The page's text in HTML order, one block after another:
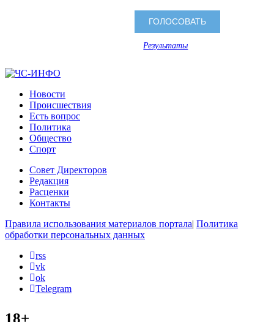
Результаты
Новости
Происшествия
Есть вопрос
Политика
Общество
Спорт
Совет Директоров
Редакция
Расценки
Контакты
Правила использования материалов портала| Политика
обработки персональных данных
rss
vk
ok
Telegram
18+